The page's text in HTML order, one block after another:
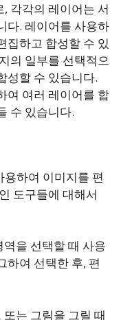
각각의 레이어는 서
다. 레이어를 사용하
집하고 합성할 수 있
의 일부를 선택적으
성할 수 있습니다.
여 여러 레이어를 합
수 있습니다.
하여 이미지를 편
도구들에 대해서
역을 선택할 때 사용
하여 선택한 후, 편
또는 그림을 그릴 때